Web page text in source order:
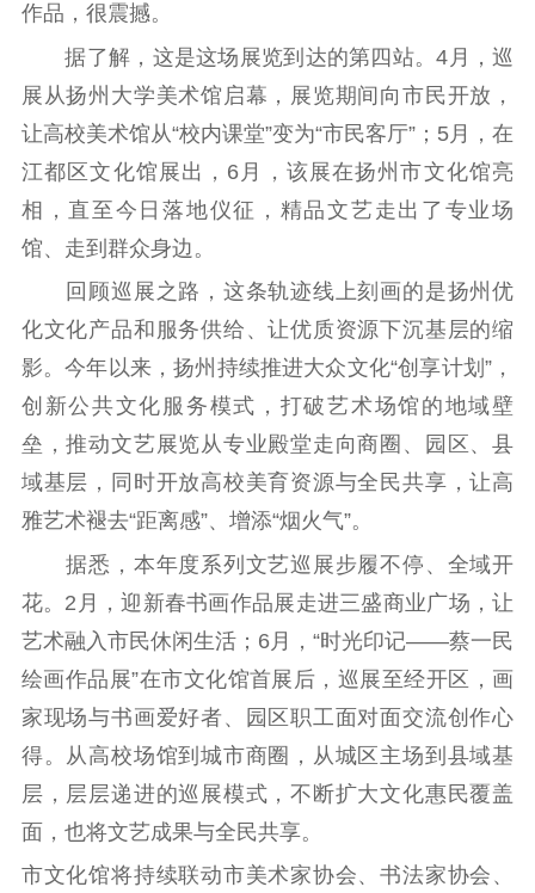
新闻出版
精品出版 全民阅读
出版监管
扫黄打非
电影创作 电影市场
机关党建
党建要闻 学习在线
文化人才
紫金人才 职称评审
数据资源
公共服务
新时代公民素养
提升资源库
新闻出版
政务服务
作品著作权
登记服务
科研创新
服务管理平台
智库服务
管理平台
文艺创作
服务管理
文化产业
统计分析
数字出版
审读服务
新闻发布工作备
电影
理论宣讲
政工继续教育学
作品，很震撼。
据了解，这是这场展览到达的第四站。4月，巡
展从扬州大学美术馆启幕，展览期间向市民开放，
让高校美术馆从“校内课堂”变为“市民客厅”；5月，在
江都区文化馆展出，6月，该展在扬州市文化馆亮
相，直至今日落地仪征，精品文艺走出了专业场
馆、走到群众身边。
回顾巡展之路，这条轨迹线上刻画的是扬州优
化文化产品和服务供给、让优质资源下沉基层的缩
影。今年以来，扬州持续推进大众文化“创享计划”，
创新公共文化服务模式，打破艺术场馆的地域壁
垒，推动文艺展览从专业殿堂走向商圈、园区、县
域基层，同时开放高校美育资源与全民共享，让高
雅艺术褪去“距离感”、增添“烟火气”。
据悉，本年度系列文艺巡展步履不停、全域开
花。2月，迎新春书画作品展走进三盛商业广场，让
艺术融入市民休闲生活；6月，“时光印记——蔡一民
绘画作品展”在市文化馆首展后，巡展至经开区，画
家现场与书画爱好者、园区职工面对面交流创作心
得。从高校场馆到城市商圈，从城区主场到县域基
层，层层递进的巡展模式，不断扩大文化惠民覆盖
面，也将文艺成果与全民共享。
市文化馆将持续联动市美术家协会、书法家协会、